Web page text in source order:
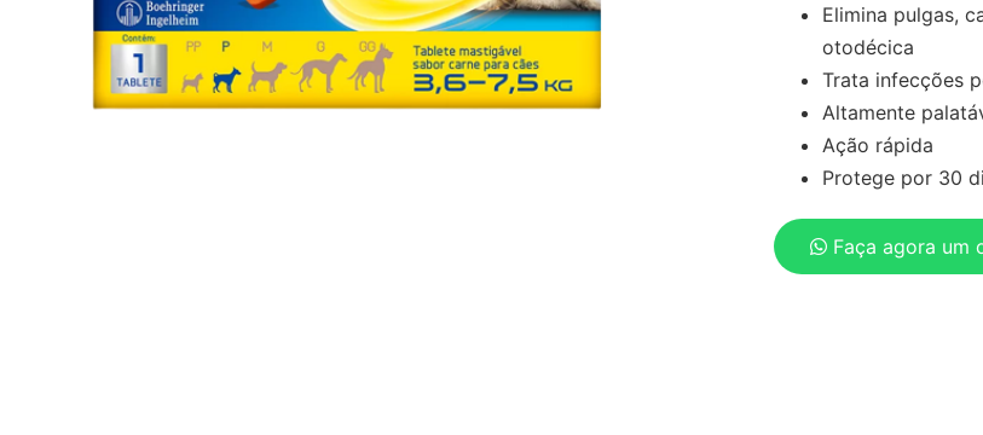
Elimina pulgas,
otodécica
Trata infecções
Altamente
Ação rápida
Protege por 30
Faça agora um